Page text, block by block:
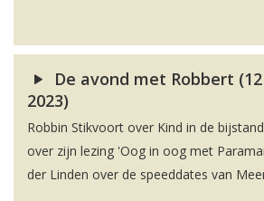
De avond met Robbert
2023)
Robbin Stikvoort over Kind in de
over zijn lezing 'Oog in oog met
der Linden over de speeddates van